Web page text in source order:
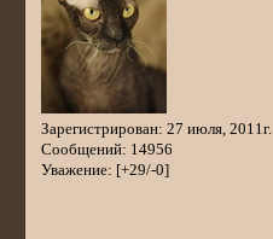
Зарегистрирован: 27 июля, 2011г.
Сообщений: 14956
Уважение: [+29/-0]